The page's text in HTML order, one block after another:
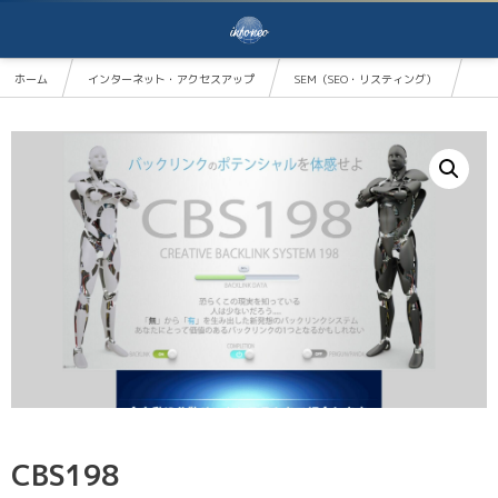
ホーム インターネット・アクセスアップ
SEM（SEO・リスティング）
CBS198